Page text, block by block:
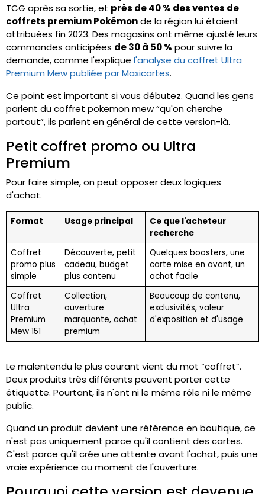
TCG après sa sortie, et près de 40 % des ventes de
coffrets premium Pokémonde la région lui étaient
attribuées fin 2023. Des magasins ont même ajusté leurs
commandes anticipées de 30 à 50 % pour suivre la
demande, comme l'explique l'analyse du coffret Ultra
Premium Mew publiée par Maxicartes.
Ce point est important si vous débutez. Quand les gens
parlent du coffret pokemon mew “qu'on cherche
partout”, ils parlent en général de cette version-là.
Petit coffret promo ou Ultra
Premium
Pour faire simple, on peut opposer deux logiques
d'achat.
Format Usage principal
Ce que l'acheteur
recherche
Coffret
promo plus
simple
Découverte, petit
cadeau, budget
plus contenu
Quelques boosters, une
carte mise en avant, un
achat facile
Coffret
Ultra
Premium
Mew 151
Collection,
ouverture
marquante, achat
premium
Beaucoup de contenu,
exclusivités, valeur
d'exposition et d'usage
Le malentendu le plus courant vient du mot “coffret”.
Deux produits très différents peuvent porter cette
étiquette. Pourtant, ils n'ont ni le même rôle ni le même
public.
Quand un produit devient une référence en boutique, ce
n'est pas uniquement parce qu'il contient des cartes.
C'est parce qu'il crée une attente avant l'achat, puis une
vraie expérience au moment de l'ouverture.